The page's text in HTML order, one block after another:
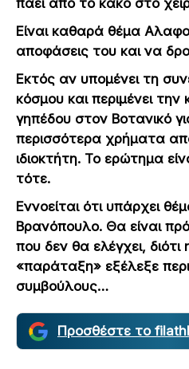
πάει από το κακό στο
Είναι καθαρά θέμα
αποφάσεις του και να
Εκτός αν υπομένει τη
κόσμου και περιμένει
γηπέδου στον Βοτανικό
περισσότερα χρήματα
ιδιοκτήτη. Το ερώτημα
τότε.
Εννοείται ότι υπάρχει
Βρανόπουλο. Θα είναι
που δεν θα ελέγχει, διότι
«παράταξη» εξέλεξε
συμβούλους…
Προσθέστε το